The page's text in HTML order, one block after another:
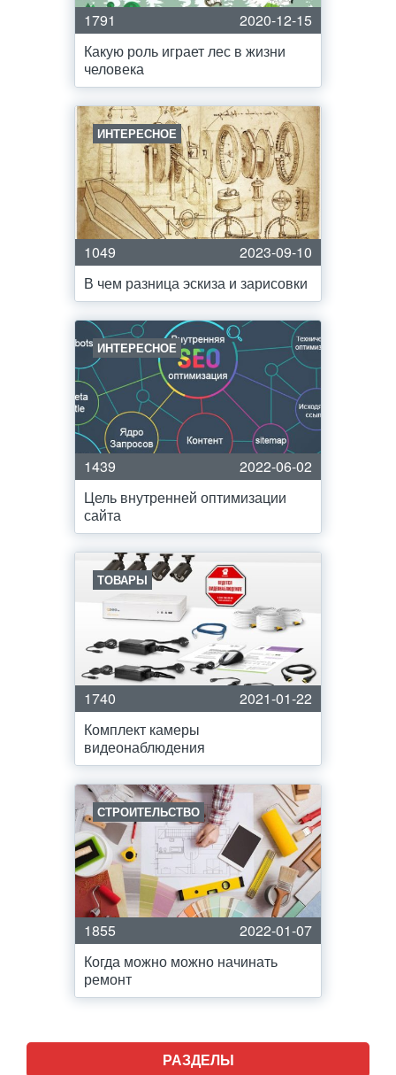
1791
2020-12-15
Какую роль играет лес в жизни
человека
ИНТЕРЕСНОЕ
1049
2023-09-10
В чем разница эскиза и зарисовки
ИНТЕРЕСНОЕ
1439
2022-06-02
Цель внутренней оптимизации
сайта
ТОВАРЫ
1740
2021-01-22
Комплект камеры
видеонаблюдения
СТРОИТЕЛЬСТВО
1855
2022-01-07
Когда можно можно начинать
ремонт
РАЗДЕЛЫ